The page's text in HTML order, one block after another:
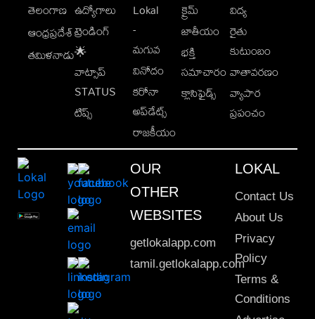
తెలంగాణ
ఆంధ్రప్రదేశ్
తమిళనాడు
ఉద్యోగాలు
ట్రెండింగ్
🌟
వాట్సాప్
STATUS
టిప్స్
Lokal
-
మగువ
వినోదం
కరోనా
అప్‌డేట్స్
రాజకీయం
క్రైమ్
జాతీయం
భక్తి
సమాచారం
క్లాసిఫైడ్స్
విద్య
రైతు
కుటుంబం
వాతావరణం
వ్యాపార
ప్రపంచం
OUR
OTHER
WEBSITES
getlokalapp.com
tamil.getlokalapp.com
LOKAL
Contact Us
About Us
Privacy
Policy
Terms &
Conditions